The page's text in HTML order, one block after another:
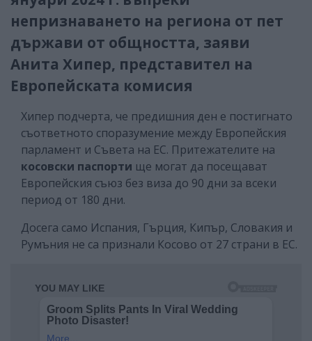
непризнаването на региона от пет
държави от общността, заяви
Анита Хипер, представител на
Европейската комисия
Хипер подчерта, че предишния ден е постигнато
съответното споразумение между Европейския
парламент и Съвета на ЕС. Притежателите на
косовски паспорти ще могат да посещават
Европейския съюз без виза до 90 дни за всеки
период от 180 дни.
Досега само Испания, Гърция, Кипър, Словакия и
Румъния не са признали Косово от 27 страни в ЕС.